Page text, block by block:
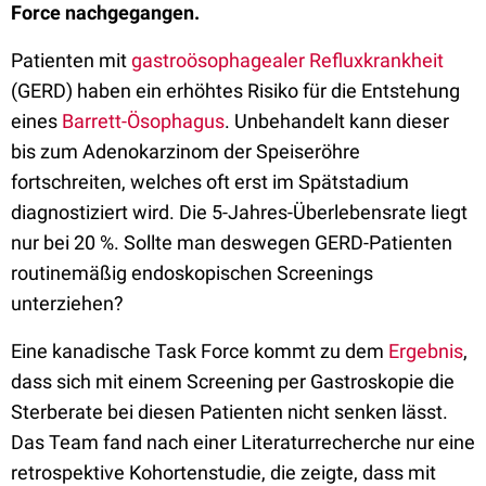
Force nachgegangen.
Patienten mitgastroösophagealer Refluxkrankheit
(GERD) haben ein erhöhtes Risiko für die Entstehung
eines Barrett-Ösophagus. Unbehandelt kann dieser
bis zum Adenokarzinom der Speiseröhre
fortschreiten, welches oft erst im Spätstadium
diagnostiziert wird. Die 5-Jahres-Überlebensrate liegt
nur bei 20 %. Sollte man deswegen GERD-Patienten
routinemäßig endoskopischen Screenings
unterziehen?
Eine kanadische Task Force kommt zu dem Ergebnis,
dass sich mit einem Screening per Gastroskopie die
Sterberate bei diesen Patienten nicht senken lässt.
Das Team fand nach einer Literaturrecherche nur eine
retrospektive Kohortenstudie, die zeigte, dass mit